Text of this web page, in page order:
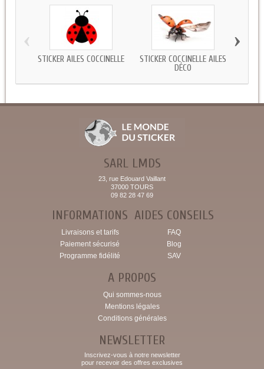
STICKER AILES COCCINELLE
STICKER COCCINELLE AILES
DÉCO
‹ ›
SARL LMDS
23, rue Edouard Vaillant
37000 TOURS
09 82 28 47 69
INFORMATIONS
Livraisons et tarifs
Paiement sécurisé
Programme fidélité
AIDES CONSEILS
FAQ
Blog
SAV
A PROPOS
Qui sommes-nous
Mentions légales
Conditions générales
NEWSLETTER
Inscrivez-vous à notre newsletter
pour recevoir des offres exclusives